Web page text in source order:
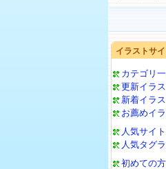
イラストサ
カテゴリ
更新イラ
新着イラ
お薦めイ
人気サイ
人気タグ
初めての